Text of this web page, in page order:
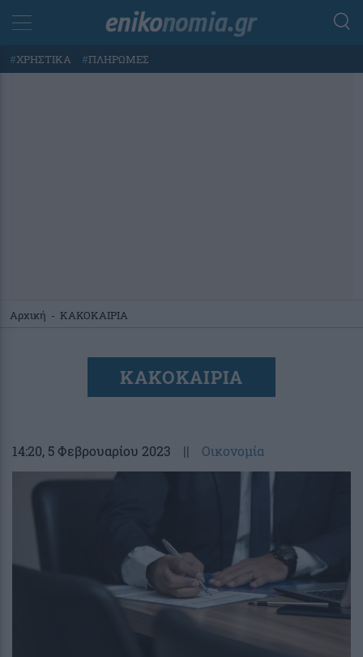
#ΧΡΗΣΤΙΚΑ #ΠΛΗΡΩΜΕΣ
Αρχική - ΚΑΚΟΚΑΙΡΙΑ
ΚΑΚΟΚΑΙΡΙΑ
14:20, 5 Φεβρουαρίου 2023 || Οικονομία